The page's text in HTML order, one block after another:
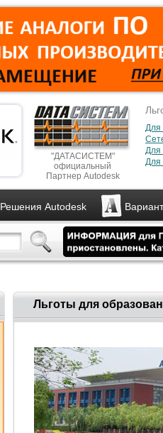
"ДАТАСИСТЕМ"
официальный
Партнер Autodesk
Для
Для
Для
Решения Autodesk
Льготы для